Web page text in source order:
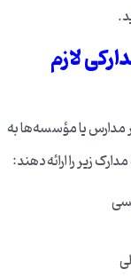
لازم
مدارس یا مؤسسه‌ها به
زیر را ارائه دهند: